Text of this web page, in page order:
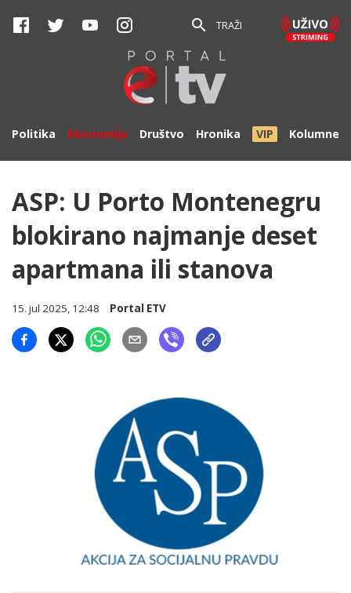
TRAŽI
Politika Ekonomija Društvo Hronika VIP Kolumne
ASP: U Porto Montenegru
blokirano najmanje deset
apartmana ili stanova
15. jul 2025, 12:48 Portal ETV